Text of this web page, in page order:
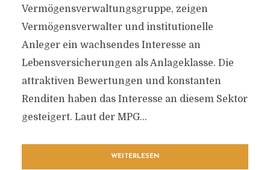
Vermögensverwaltungsgruppe, zeigen
Vermögensverwalter und institutionelle
Anleger ein wachsendes Interesse an
Lebensversicherungen als Anlageklasse. Die
attraktiven Bewertungen und konstanten
Renditen haben das Interesse an diesem Sektor
gesteigert. Laut der MPG...
WEITERLESEN